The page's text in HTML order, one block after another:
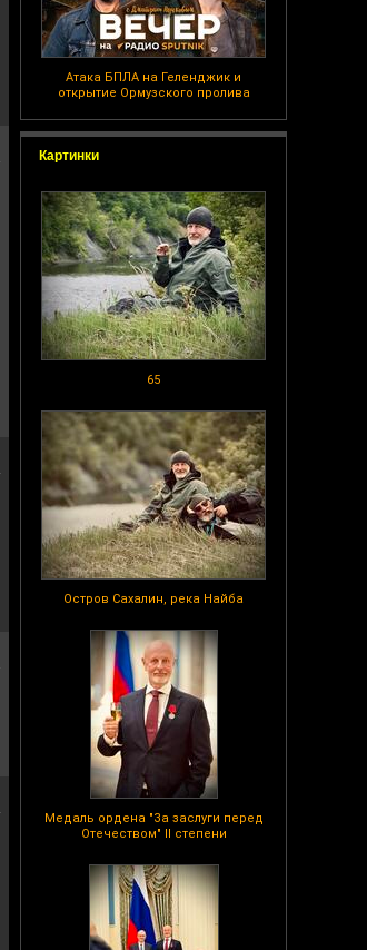
Атака БПЛА на Геленджик и
открытие Ормузского пролива
Картинки
65
Остров Сахалин, река Найба
Медаль ордена "За заслуги перед
Отечеством" II степени